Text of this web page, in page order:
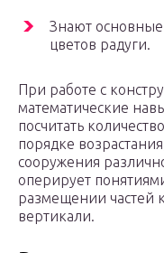
Знают
цветов радуги.
При работе с
математические
посчитать
порядке
сооружения
оперирует
размещении частей
вертикали.